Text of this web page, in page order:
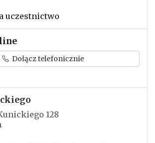
uczestnictwo
Dołącz telefonicznie
128